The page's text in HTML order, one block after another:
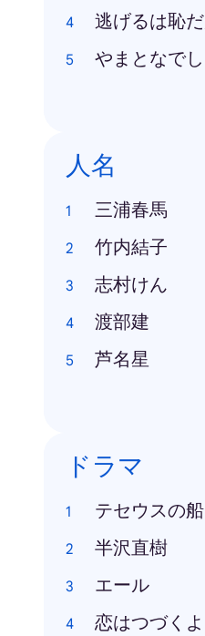
逃げるは恥
やまとなで
人名
三浦春馬
竹内結子
志村けん
渡部建
芦名星
ドラマ
テセウスの船
半沢直樹
エール
恋はつづく